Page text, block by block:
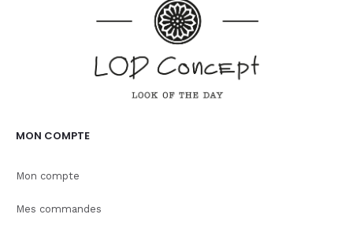
MON COMPTE
Mon compte
Mes commandes